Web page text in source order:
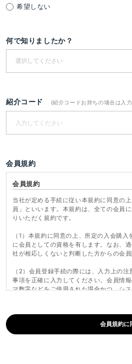
希望しない
何で知りましたか？
紹介コード (紹介コードお持ちの場合は入
会員規約
会員規約
当社が定める手続に従い本規約に同意の
員」といいます。本規約は、全ての会員
りいただく規約です。
（1）本規約に同意の上、所定の入会購
に会員としての資格を有します。なお、
社が相応しくないと判断した方からの会
（2）会員登録手続の際には、入力上の
事項を正確に入力してください。会員情
マ数字などをご使用された場合かつ、シ
（3）パスワードは会員本人のみが利用
いものとします。また、他人に知られる
人が責任をもって管理してください。パ